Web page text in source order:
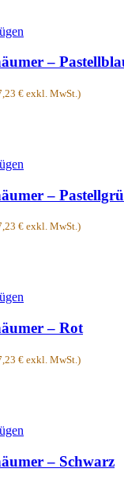
–
€ exkl. MwSt.)
–
€ exkl. MwSt.)
– Rot
€ exkl. MwSt.)
– Schwarz